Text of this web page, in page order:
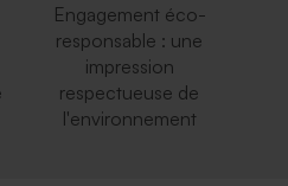
Engagement éco-
responsable : une
impression
respectueuse de
l'environnement